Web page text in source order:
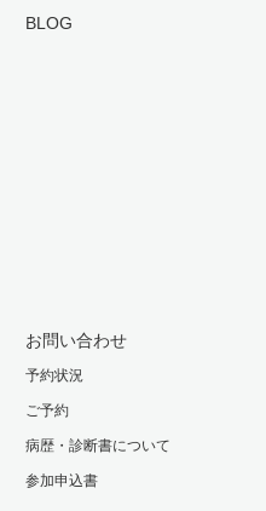
BLOG
お問い合わせ
予約状況
ご予約
病歴・診断書について
参加申込書